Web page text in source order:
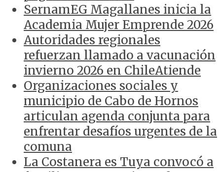
SernamEG Magallanes inicia la
Academia Mujer Emprende 2026
Autoridades regionales
refuerzan llamado a vacunación
invierno 2026 en ChileAtiende
Organizaciones sociales y
municipio de Cabo de Hornos
articulan agenda conjunta para
enfrentar desafíos urgentes de la
comuna
La Costanera es Tuya convocó a